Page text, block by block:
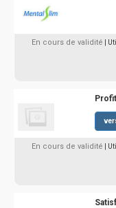
En cours de validité |
En cours de validité |